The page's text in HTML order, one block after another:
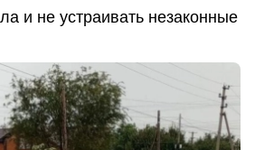
и не устраивать незаконные